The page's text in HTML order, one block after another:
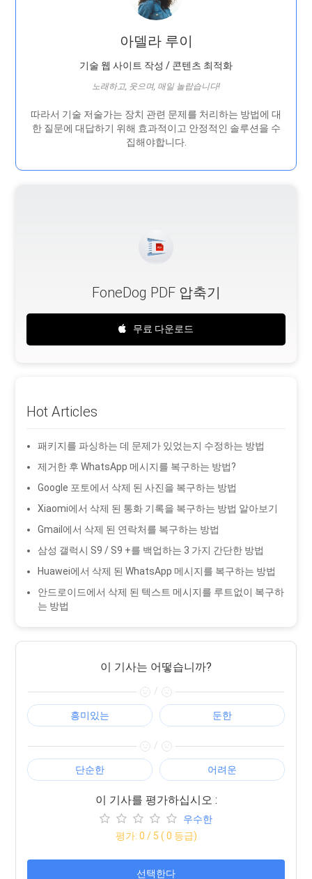
아델라 루이
기술 웹 사이트 작성 / 콘텐츠 최적화
노래하고, 웃으며, 매일 놀랍습니다!
따라서 기술 저술가는 장치 관련 문제를 처리하는 방법에 대
한 질문에 대답하기 위해 효과적이고 안정적인 솔루션을 수
집해야합니다.
FoneDog PDF 압축기
무료 다운로드
Hot Articles
패키지를 파싱하는 데 문제가 있었는지 수정하는 방법
제거한 후 WhatsApp 메시지를 복구하는 방법?
Google 포토에서 삭제 된 사진을 복구하는 방법
Xiaomi에서 삭제 된 통화 기록을 복구하는 방법 알아보기
Gmail에서 삭제 된 연락처를 복구하는 방법
삼성 갤럭시 S9 / S9 +를 백업하는 3 가지 간단한 방법
Huawei에서 삭제 된 WhatsApp 메시지를 복구하는 방법
안드로이드에서 삭제 된 텍스트 메시지를 루트없이 복구하
는 방법
이 기사는 어떻습니까?
/
흥미있는 둔한
/
단순한 어려운
이 기사를 평가하십시오 :
우수한
평가: 0 / 5 (0 등급)
선택한다